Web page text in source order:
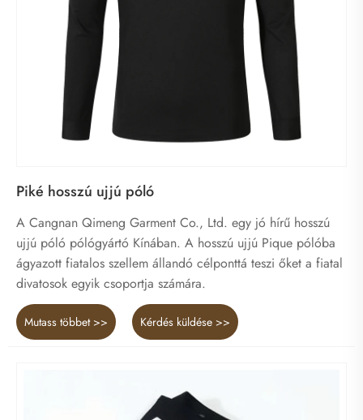
Piké hosszú ujjú póló
A Cangnan Qimeng Garment Co., Ltd. egy jó hírű hosszú
ujjú póló pólógyártó Kínában. A hosszú ujjú Pique pólóba
ágyazott fiatalos szellem állandó célponttá teszi őket a fiatal
divatosok egyik csoportja számára.
Mutass többet >> Kérdés küldése >>